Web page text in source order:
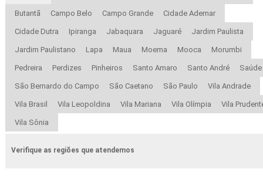
Butantã Campo Belo Campo Grande Cidade Ademar
Cidade Dutra Ipiranga Jabaquara Jaguaré Jardim Paulista
Jardim Paulistano Lapa Maua Moema Mooca Morumbi
Pedreira Perdizes Pinheiros Santo Amaro Santo André Saúde
São Bernardo do Campo São Caetano São Paulo Vila Andrade
Vila Brasil Vila Leopoldina Vila Mariana Vila Olímpia Vila
Vila Sônia
Verifique as regiões que atendemos